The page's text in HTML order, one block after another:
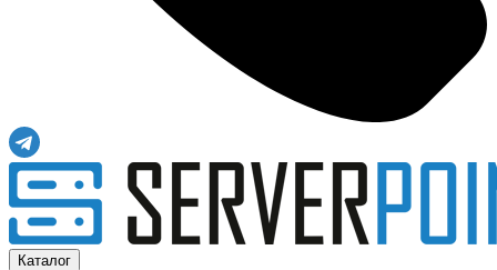
Каталог